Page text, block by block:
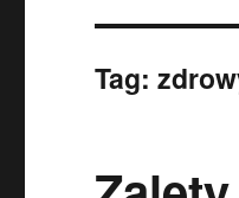
Tag: